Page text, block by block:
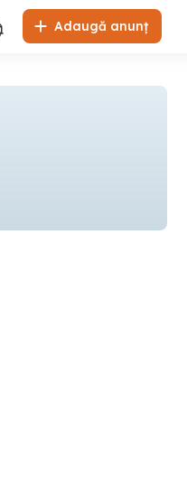
Adaugă anunț